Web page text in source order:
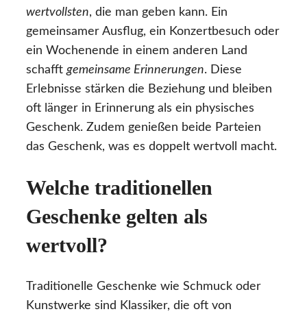
wertvollsten, die man geben kann. Ein
gemeinsamer Ausflug, ein Konzertbesuch oder
ein Wochenende in einem anderen Land
schafftgemeinsame Erinnerungen. Diese
Erlebnisse stärken die Beziehung und bleiben
oft länger in Erinnerung als ein physisches
Geschenk. Zudem genießen beide Parteien
das Geschenk, was es doppelt wertvoll macht.
Welche traditionellen
Geschenke gelten als
wertvoll?
Traditionelle Geschenke wie Schmuck oder
Kunstwerke sind Klassiker, die oft von